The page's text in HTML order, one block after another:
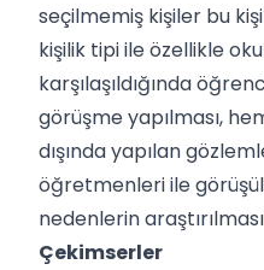
seçilmemiş kişiler bu
kişilik tipi ile özellikle
karşılaşıldığında
görüşme yapılması,
dışında yapılan
öğretmenleri ile
nedenlerin
Çekimserler